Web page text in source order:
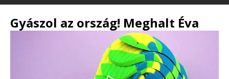
Gyászol az ország! Meghalt Éva